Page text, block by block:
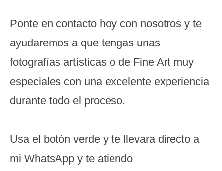
Ponte en contacto hoy con nosotros y te
ayudaremos a que tengas unas
fotografías artísticas o de Fine Art muy
especiales con una excelente experiencia
durante todo el proceso.
Usa el botón verde y te llevara directo a
mi WhatsApp y te atiendo